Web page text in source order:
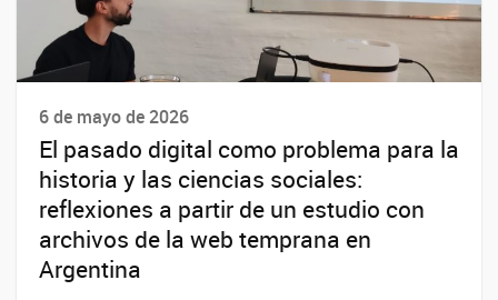
6 de mayo de 2026
El pasado digital como problema para la
historia y las ciencias sociales:
reflexiones a partir de un estudio con
archivos de la web temprana en
Argentina